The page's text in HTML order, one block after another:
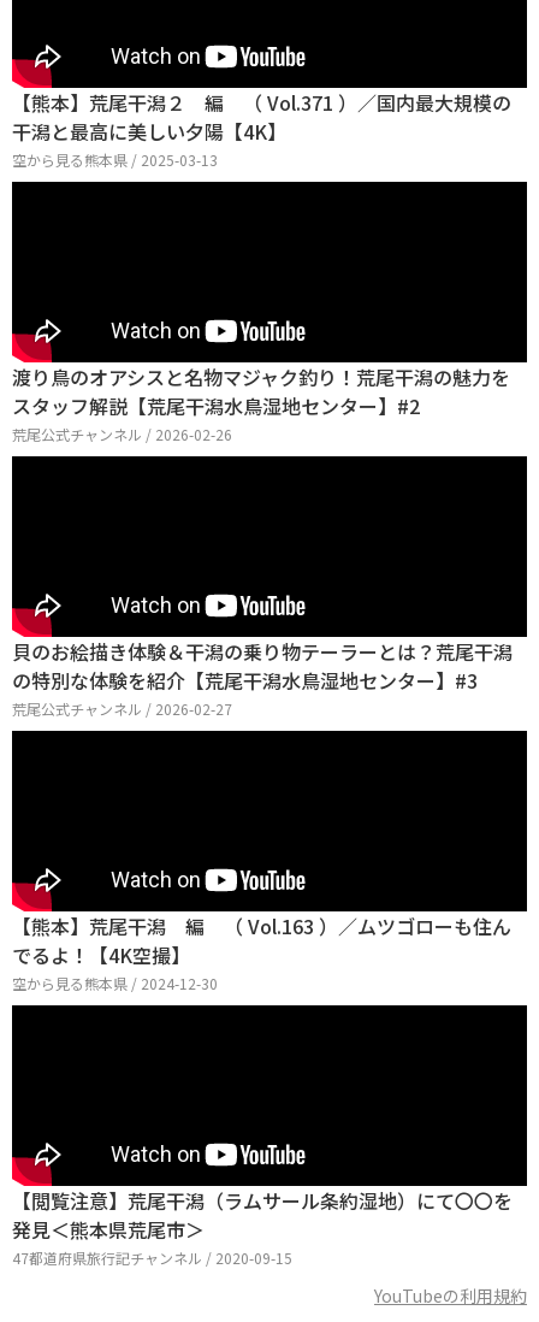
【熊本】荒尾干潟２ 編 （ Vol.371 ）／国内最大規模の
干潟と最高に美しい夕陽【4K】
空から見る熊本県 / 2025-03-13
渡り鳥のオアシスと名物マジャク釣り！荒尾干潟の魅力を
スタッフ解説【荒尾干潟水鳥湿地センター】#2
荒尾公式チャンネル / 2026-02-26
貝のお絵描き体験＆干潟の乗り物テーラーとは？荒尾干潟
の特別な体験を紹介【荒尾干潟水鳥湿地センター】#3
荒尾公式チャンネル / 2026-02-27
【熊本】荒尾干潟 編 （ Vol.163 ）／ムツゴローも住ん
でるよ！【4K空撮】
空から見る熊本県 / 2024-12-30
【閲覧注意】荒尾干潟（ラムサール条約湿地）にて〇〇を
発見＜熊本県荒尾市＞
47都道府県旅行記チャンネル / 2020-09-15
YouTubeの利用規約